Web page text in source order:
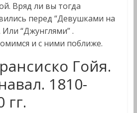
Вряд ли вы тогда
перед “Девушками на
Или “Джунглями” .
и с ними поближе.
Гойя.
1810-
гг.